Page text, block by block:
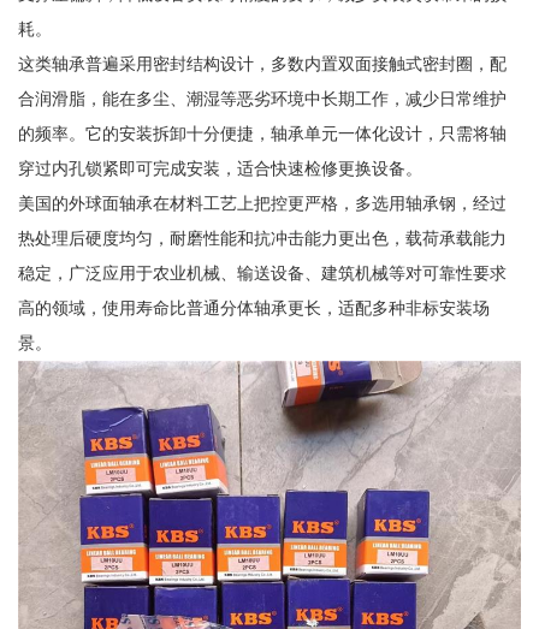
耗。
这类轴承普遍采用密封结构设计，多数内置双面接触式密封圈，配
合润滑脂，能在多尘、潮湿等恶劣环境中长期工作，减少日常维护
的频率。它的安装拆卸十分便捷，轴承单元一体化设计，只需将轴
穿过内孔锁紧即可完成安装，适合快速检修更换设备。
美国的外球面轴承在材料工艺上把控更严格，多选用轴承钢，经过
热处理后硬度均匀，耐磨性能和抗冲击能力更出色，载荷承载能力
稳定，广泛应用于农业机械、输送设备、建筑机械等对可靠性要求
高的领域，使用寿命比普通分体轴承更长，适配多种非标安装场
景。